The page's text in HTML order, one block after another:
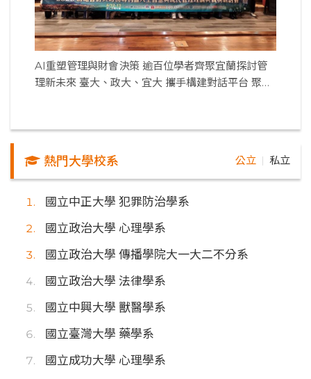
AI重塑管理與財會決策 逾百位學者齊聚宜蘭探討管
理新未來 臺大、政大、宜大 攜手構建對話平台 聚焦
熱門大學校系 公立 私立
國立中正大學 犯罪防治學系
國立政治大學 心理學系
國立政治大學 傳播學院大一大二不分系
國立政治大學 法律學系
國立中興大學 獸醫學系
國立臺灣大學 藥學系
國立成功大學 心理學系